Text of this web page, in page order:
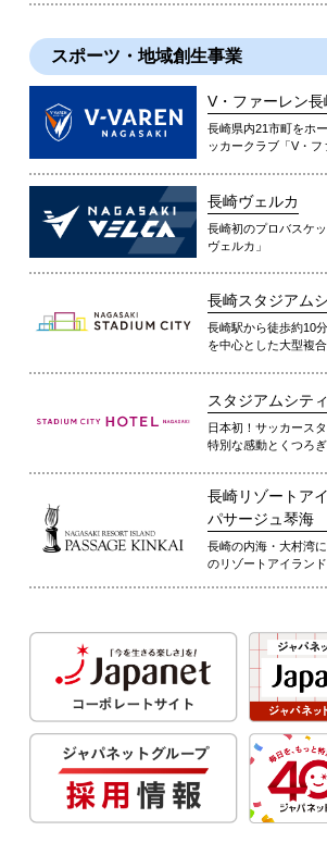
スポーツ・地域創生事業
V・ファーレン長
長崎県内21市町をホ
ッカークラブ「V・フ
長崎ヴェルカ
長崎初のプロバスケ
ヴェルカ」
長崎スタジアム
長崎駅から徒歩約10
を中心とした大型複
スタジアムシテ
日本初！サッカース
特別な感動とくつろぎ
長崎リゾートア
パサージュ琴海
長崎の内海・大村湾
のリゾートアイランド